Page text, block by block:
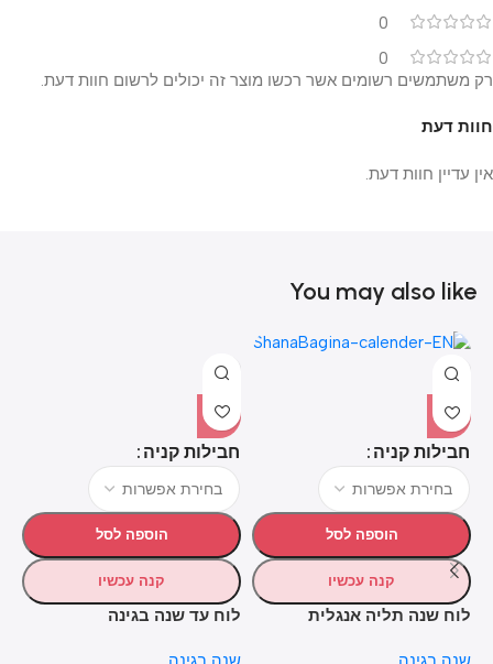
0
0
חוות דעת
אין עדיין חוות דעת.
רק משתמשים רשומים אשר רכשו מוצר זה יכולים לרשום חוות דעת.
You may also like
חבילות קניה
הוספה לסל
קנה עכשיו
לוח שנה תליה אנגלית
חבילות קניה
הוספה לסל
קנה עכשיו
לוח עד שנה בגינה